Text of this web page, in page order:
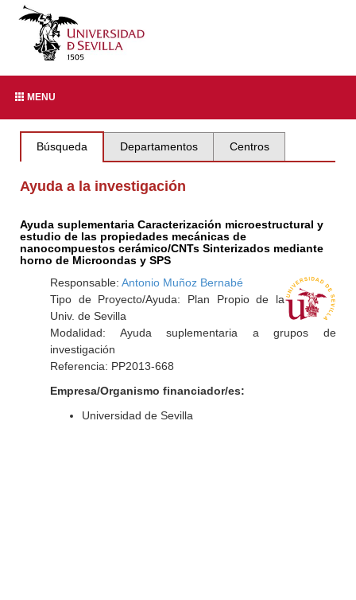
MENU
Búsqueda Departamentos Centros
Ayuda a la investigación
Ayuda suplementaria Caracterización microestructural y
estudio de las propiedades mecánicas de
nanocompuestos cerámico/CNTs Sinterizados mediante
horno de Microondas y SPS
Responsable: Antonio Muñoz Bernabé
Tipo de Proyecto/Ayuda: Plan Propio de la
Univ. de Sevilla
Modalidad: Ayuda suplementaria a grupos de
investigación
Referencia: PP2013-668
Empresa/Organismo financiador/es:
Universidad de Sevilla